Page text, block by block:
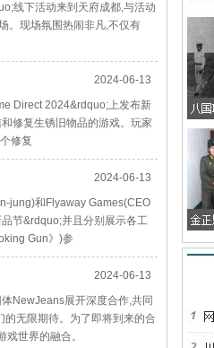
线下活动来到天府成都,与活动
。现场氛围热闹非凡,不仅有
2024-06-13
Direct 2024&rdquo;上发布新
修复生锈旧物品的游戏。玩家
修复
2024-06-13
jung)和Flyaway Games(CEO
节&rdquo;并且分别展示各工
Gun》)参
2024-06-13
NewJeans展开深度合作,共同
无限期待。为了即将到来的合
世界的融合。